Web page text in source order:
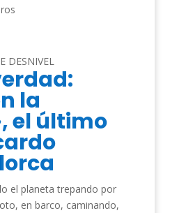
DESNIVEL
la
el último
el planeta trepando por
en barco, caminando,